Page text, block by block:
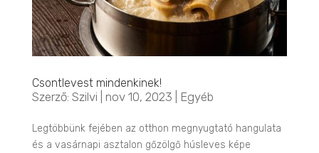
Csontlevest mindenkinek!
Szerző: Szilvi nov 10, 2023 Egyéb
Legtöbbünk fejében az otthon megnyugtató hangulata
és a vasárnapi asztalon gőzölgő húsleves képe